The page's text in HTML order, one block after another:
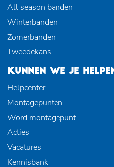
All season banden
Winterbanden
Zomerbanden
Tweedekans
KUNNEN WE JE
Helpcenter
Montagepunten
Word montagepunt
Acties
Vacatures
Kennisbank